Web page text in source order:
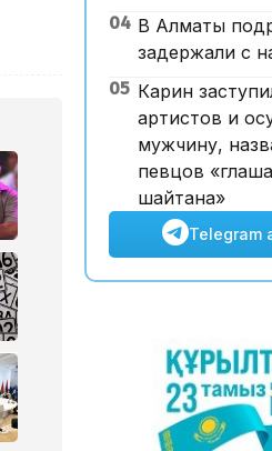
Грекия мен
бұрынғы бас
басқаруы мүмкін
04 В Алматы
задержали с
05 Карин
артистов и
мужчину,
певцов
шайтана»
Telegram